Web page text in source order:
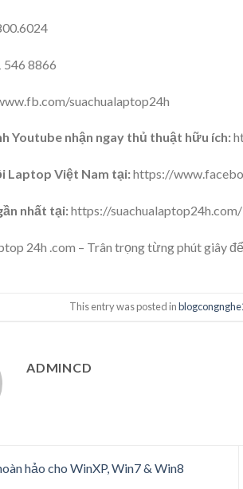
546 8866
suachualaptop24h
Youtube nhận ngay thủ thuật hữu ích:
Laptop Việt Nam tại:https://
nhất tại:https://
24h .com – Trân trọng từng phút giây
This entry was posted in
ADMINCD
hảo cho WinXP, Win7 & Win8